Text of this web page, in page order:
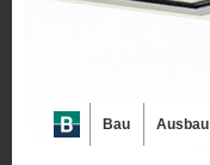
Bau Ausbau